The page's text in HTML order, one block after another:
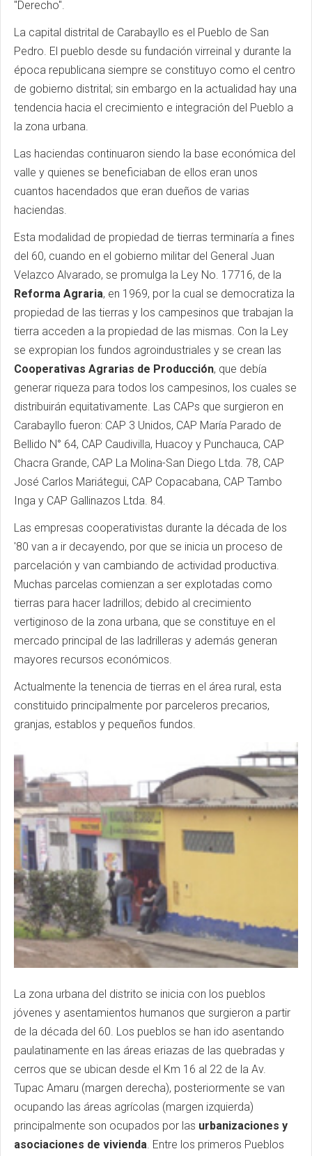
"Derecho".
La capital distrital de Carabayllo es el Pueblo de San
Pedro. El pueblo desde su fundación virreinal y durante la
época republicana siempre se constituyo como el centro
de gobierno distrital; sin embargo en la actualidad hay una
tendencia hacia el crecimiento e integración del Pueblo a
la zona urbana.
Las haciendas continuaron siendo la base económica del
valle y quienes se beneficiaban de ellos eran unos
cuantos hacendados que eran dueños de varias
haciendas.
Esta modalidad de propiedad de tierras terminaría a fines
del 60, cuando en el gobierno militar del General Juan
Velazco Alvarado, se promulga la Ley No. 17716, de la
Reforma Agraria, en 1969, por la cual se democratiza la
propiedad de las tierras y los campesinos que trabajan la
tierra acceden a la propiedad de las mismas. Con la Ley
se expropian los fundos agroindustriales y se crean las
Cooperativas Agrarias de Producción, que debía
generar riqueza para todos los campesinos, los cuales se
distribuirán equitativamente. Las CAPs que surgieron en
Carabayllo fueron: CAP 3 Unidos, CAP María Parado de
Bellido N° 64, CAP Caudivilla, Huacoy y Punchauca, CAP
Chacra Grande, CAP La Molina-San Diego Ltda. 78, CAP
José Carlos Mariátegui, CAP Copacabana, CAP Tambo
Inga y CAP Gallinazos Ltda. 84.
Las empresas cooperativistas durante la década de los
'80 van a ir decayendo, por que se inicia un proceso de
parcelación y van cambiando de actividad productiva.
Muchas parcelas comienzan a ser explotadas como
tierras para hacer ladrillos; debido al crecimiento
vertiginoso de la zona urbana, que se constituye en el
mercado principal de las ladrilleras y además generan
mayores recursos económicos.
Actualmente la tenencia de tierras en el área rural, esta
constituido principalmente por parceleros precarios,
granjas, establos y pequeños fundos.
La zona urbana del distrito se inicia con los pueblos
jóvenes y asentamientos humanos que surgieron a partir
de la década del 60. Los pueblos se han ido asentando
paulatinamente en las áreas eriazas de las quebradas y
cerros que se ubican desde el Km 16 al 22 de la Av.
Tupac Amaru (margen derecha), posteriormente se van
ocupando las áreas agrícolas (margen izquierda)
principalmente son ocupados por las urbanizaciones y
asociaciones de vivienda. Entre los primeros Pueblos